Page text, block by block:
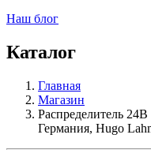
Наш блог
Каталог
Главная
Магазин
Распределитель
Германия, Hugo